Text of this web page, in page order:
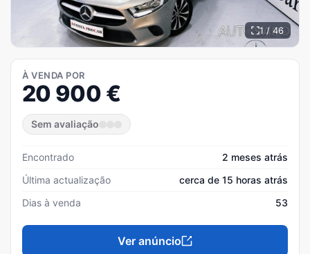
1 / 46
À VENDA POR
20 900 €
Sem avaliação
Encontrado
2 meses atrás
Última actualização
cerca de 15 horas atrás
Dias à venda
53
Ver anúncio